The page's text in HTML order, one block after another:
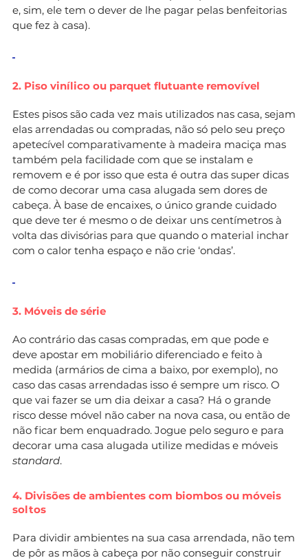
e, sim, ele tem o dever de lhe pagar pelas benfeitorias
que fez à casa).
2. Piso vinílico ou parquet flutuante removível
Estes pisos são cada vez mais utilizados nas casa, sejam
elas arrendadas ou compradas, não só pelo seu preço
apetecível comparativamente à madeira maciça mas
também pela facilidade com que se instalam e
removem e é por isso que esta é outra das super dicas
de como decorar uma casa alugada sem dores de
cabeça. À base de encaixes, o único grande cuidado
que deve ter é mesmo o de deixar uns centímetros à
volta das divisórias para que quando o material inchar
com o calor tenha espaço e não crie ‘ondas’.
3. Móveis de série
Ao contrário das casas compradas, em que pode e
deve apostar em mobiliário diferenciado e feito à
medida (armários de cima a baixo, por exemplo), no
caso das casas arrendadas isso é sempre um risco. O
que vai fazer se um dia deixar a casa? Há o grande
risco desse móvel não caber na nova casa, ou então de
não ficar bem enquadrado. Jogue pelo seguro e para
decorar uma casa alugada utilize medidas e móveis
standard.
4. Divisões de ambientes com biombos ou móveis
soltos
Para dividir ambientes na sua casa arrendada, não tem
de pôr as mãos à cabeça por não conseguir construir